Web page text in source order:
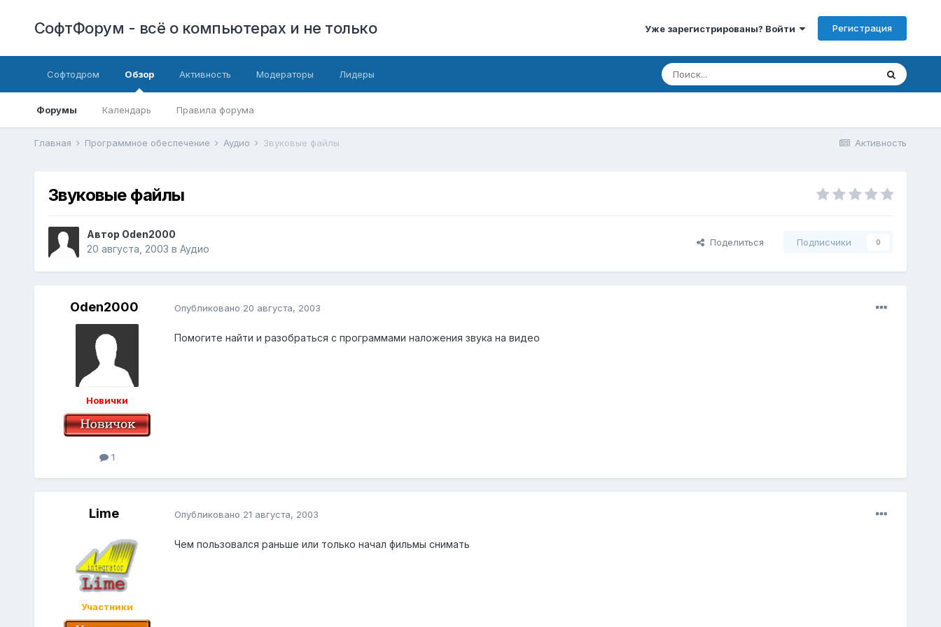
СофтФорум - всё о компьютерах и не только Уже зарегистрированы? Войти Регистрация
Софтодром Обзор
Форумы Календарь Правила форума
Активность Модераторы Лидеры
Активность
Главная Программное обеспечение Аудио Звуковые файлы
Звуковые файлы
Автор Oden2000
20 августа, 2003 в Аудио
Поделиться Подписчики 0
Oden2000
Новички
1
Опубликовано 20 августа, 2003
Помогите найти и разобраться с программами наложения звука на видео
Lime
Участники
Опубликовано 21 августа, 2003
Чем пользовался раньше или только начал фильмы снимать